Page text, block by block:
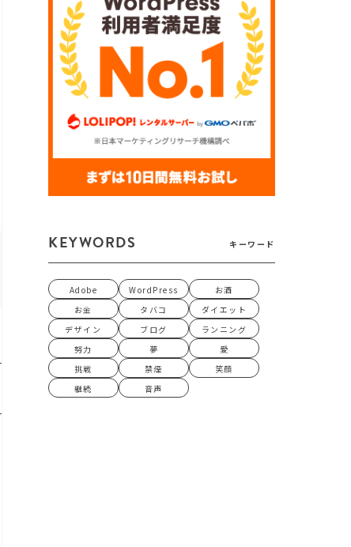
KEYWORDS キーワード
Adobe WordPress
お酒
お金
タバコ
ダイエット
デザイン
ブログ
ランニング
努力
夢
愛
挑戦
禁煙
笑顔
継続
音声